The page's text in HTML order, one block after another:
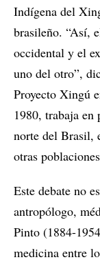
Indígena del
brasileño. “Así,
occidental y el
uno del otro”,
Proyecto Xingú
1980, trabaja en
norte del Brasil,
otras
Este debate no
antropólogo,
Pinto (1884-
medicina entre